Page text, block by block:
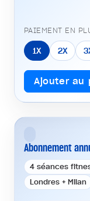
PAIEMENT EN
1X 2X
Ajouter au
Abonnement
4 séances
Londres + Milan